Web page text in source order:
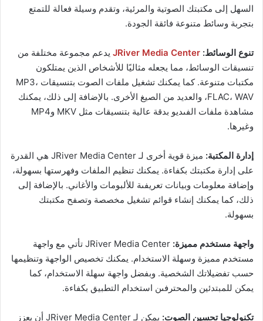
السهل إلى مكتبتك الصوتية والمرئية، وتقدم وسيلة فعالة للتمتع
بتجربة وسائط متنوعة فائقة الجودة.
تنوع الوسائط: JRiver Media Center يدعم مجموعة مختلفة من
تنسيقات الوسائط، مما يجعله مثاليًا للأشخاص الذين يمتلكون
مكتبات متنوعة. كما يمكنك تشغيل ملفات الصوت بتنسيقات MP3،
FLAC، WAV، والعديد من الصيغ الأخرى. بالإضافة إلى ذلك، يمكنك
مشاهدة ملفات الفىديو بدقة عالية بتنسيقات مثل MKV وMP4
وغيرها.
إدارة المكتبة:
ميزة قوية أخرى لـ JRiver Media Center هي القدرة
على إدارة مكتبتك بكفاءة. يمكنك تنظيم الملفات وفهرستها بسهولة،
وإضافة معلومات وبيانات تعريفىة للألبومات والأغاني. بالإضافة إلى
ذلك، كما يمكنك إنشاء قوائم تشغيل مخصصة وتصفح مكتبتك
بسهولة.
واجهة مستخدم مميزة:
JRiver Media Center تأتي مع واجهة
مستخدم مميزة وسهلة الاستخدام. يمكنك تخصيص الواجهة وتنظيمها
حسب تفضيلاتك الشخصية. وبفضل واجهة سهلة الاستخدام، كما
يمكن للمبتدئين والمحترفىن استخدام التطبيق بكفاءة.
تكنولوجيا تحسين الصوت:
يمكن لـ JRiver Media Center أن يعزز